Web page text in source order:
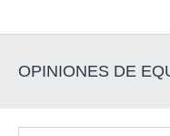
OPINIONES DE